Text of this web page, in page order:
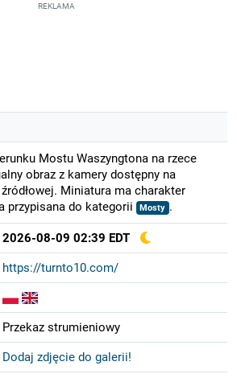
REKLAMA
Mostu Waszyngtona na rzece
obraz z kamery dostępny na
Miniatura ma charakter
przypisana do kategorii
Mosty .
2026-08-09 02:39 EDT
https://turnto10.com/
Przekaz strumieniowy
Dodaj zdjęcie do galerii!